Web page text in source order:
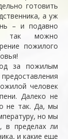
готовить
а уж
– и подавно
так можно
пожилого
за пожилым
человек
Далеко не
не так. Да, мы
но мы
в пределах ли
и какие еще